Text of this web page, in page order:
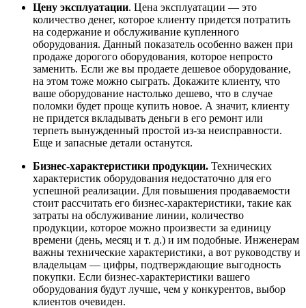
Цену эксплуатации. Цена эксплуатации — это
количество денег, которое клиенту придется потратить
на содержание и обслуживание купленного
оборудования. Данный показатель особенно важен при
продаже дорогого оборудования, которое непросто
заменить. Если же вы продаете дешевое оборудование,
на этом тоже можно сыграть. Докажите клиенту, что
ваше оборудование настолько дешево, что в случае
поломки будет проще купить новое. А значит, клиенту
не придется вкладывать деньги в его ремонт или
терпеть вынужденный простой из-за неисправности.
Еще и запасные детали останутся.
Бизнес-характеристики продукции. Технических
характеристик оборудования недостаточно для его
успешной реализации. Для повышения продаваемости
стоит рассчитать его бизнес-характеристики, такие как
затраты на обслуживание линии, количество
продукции, которое можно произвести за единицу
времени (день, месяц и т. д.) и им подобные. Инженерам
важны технические характеристики, а вот руководству и
владельцам — цифры, подтверждающие выгодность
покупки. Если бизнес-характеристики вашего
оборудования будут лучше, чем у конкурентов, выбор
клиентов очевиден.